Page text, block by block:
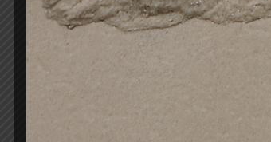
FUSOR CALENTADOR DE CERA
MINI ALBI LILA TOPOS BLANCOS
165ml
39,00 €
Añadir al carrito